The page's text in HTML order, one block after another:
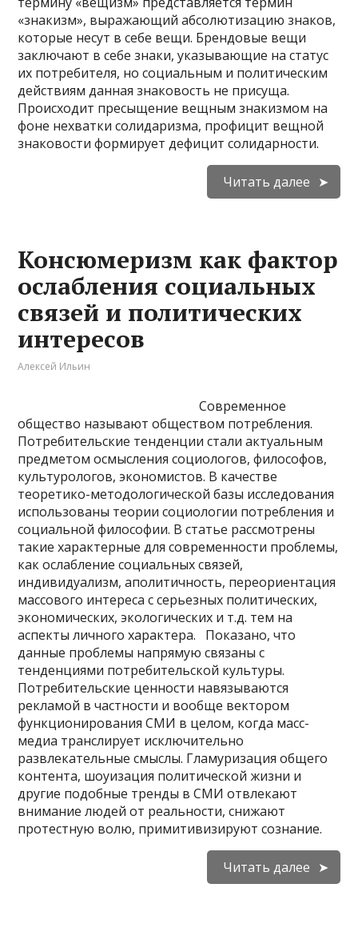
«знакизм», выражающий абсолютизацию знаков,
которые несут в себе вещи. Брендовые вещи
заключают в себе знаки, указывающие на статус
их потребителя, но социальным и политическим
действиям данная знаковость не присуща.
Происходит пресыщение вещным знакизмом на
фоне нехватки солидаризма, профицит вещной
знаковости формирует дефицит солидарности.
Читать далее
Консюмеризм как фактор
ослабления социальных
связей и политических
интересов
Алексей Ильин
Современное
общество называют обществом потребления.
Потребительские тенденции стали актуальным
предметом осмысления социологов, философов,
культурологов, экономистов. В качестве
теоретико-методологической базы исследования
использованы теории социологии потребления и
социальной философии. В статье рассмотрены
такие характерные для современности проблемы,
как ослабление социальных связей,
индивидуализм, аполитичность, переориентация
массового интереса с серьезных политических,
экономических, экологических и т.д. тем на
аспекты личного характера. Показано, что
данные проблемы напрямую связаны с
тенденциями потребительской культуры.
Потребительские ценности навязываются
рекламой в частности и вообще вектором
функционирования СМИ в целом, когда масс-
медиа транслирует исключительно
развлекательные смыслы. Гламуризация общего
контента, шоуизация политической жизни и
другие подобные тренды в СМИ отвлекают
внимание людей от реальности, снижают
протестную волю, примитивизируют сознание.
Читать далее